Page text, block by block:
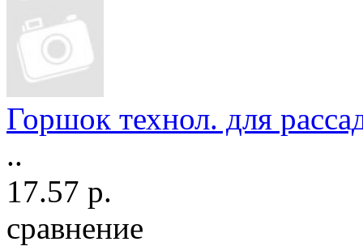
Горшок технол. для
..
17.57 р.
сравнение